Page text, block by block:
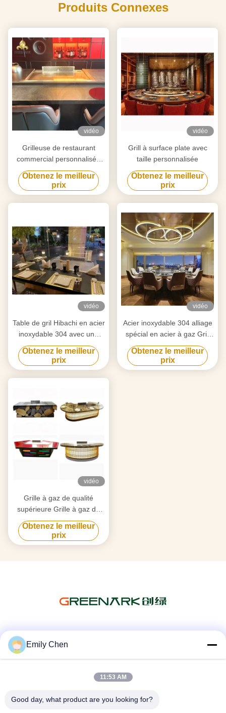
Produits Connexes
vidéo
Grilleuse de restaurant
commercial personnalisée
pour le barbecue et la
cuisson en intérieur
Obtenez le meilleur
prix
vidéo
Grill à surface plate avec
taille personnalisée
Obtenez le meilleur
prix
vidéo
Table de gril Hibachi en acier
inoxydable 304 avec une
surface de cuisson de
500x380 mm
Obtenez le meilleur
prix
vidéo
Acier inoxydable 304 alliage
spécial en acier à gaz Grill
Teppanyaki Plage de
température 50-300C 2 ans
Obtenez le meilleur
prix
vidéo
Grille à gaz de qualité
supérieure Grille à gaz de
qualité supérieure Grille à
surface plate Plage de
température 50-300C
Obtenez le meilleur
prix
Emily Chen
11:53 AM
Good day, what product are you looking for?